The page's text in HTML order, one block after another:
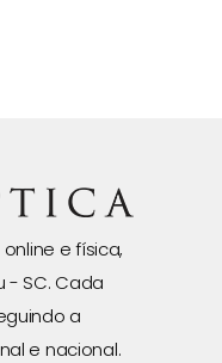
e física,
- SC. Cada
a
e nacional.